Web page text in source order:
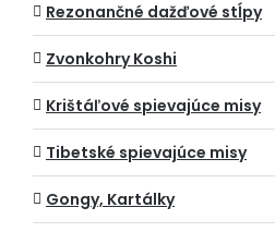
Rezonančné dažďové stĺpy
Zvonkohry Koshi
Krištáľové spievajúce misy
Tibetské spievajúce misy
Gongy, Kartálky